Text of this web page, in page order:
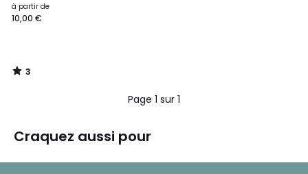
Prix
à
10,00
€.
à partir de
10,00 €
3
/
Page 1 sur 1
Craquez aussi pour